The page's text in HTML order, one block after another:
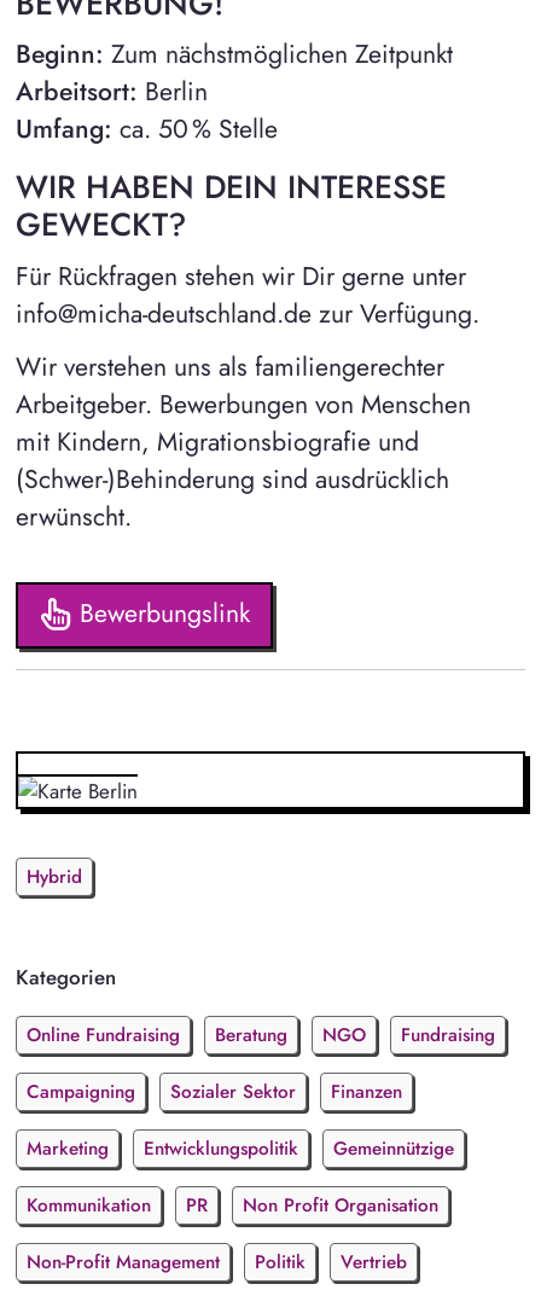
Beginn: Zum nächstmöglichen Zeitpunkt
Arbeitsort: Berlin
Umfang: ca. 50 % Stelle
WIR HABEN DEIN INTERESSE
GEWECKT?
Für Rückfragen stehen wir Dir gerne unter
info@micha-deutschland.de zur Verfügung.
Wir verstehen uns als familiengerechter
Arbeitgeber. Bewerbungen von Menschen
mit Kindern, Migrationsbiografie und
(Schwer-)Behinderung sind ausdrücklich
erwünscht.
Bewerbungslink
Hybrid
Kategorien
Online Fundraising Beratung NGO Fundraising
Campaigning Sozialer Sektor Finanzen
Marketing Entwicklungspolitik Gemeinnützige
Kommunikation PR Non Profit Organisation
Non-Profit Management Politik Vertrieb